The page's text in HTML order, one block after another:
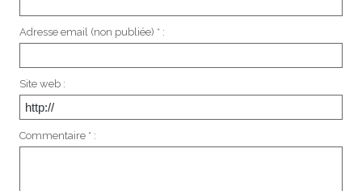
Adresse email (non publiée) * :
Site web :
Commentaire * :